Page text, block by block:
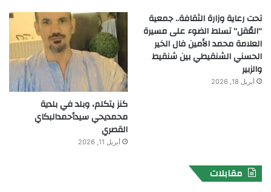
تحت رعاية وزارة الثقافة.. جمعية
“العُقل” تسلط الضوء على مسيرة
العلامة محمد الأمين فال الخير
الحسني الشنقيطي بين شنقيط
والزبير
أبريل 18, 2026
كنز يتكلم، وبلد في بلدية
محمديحي سيدأحمدالبكاي
القصري
أبريل 11, 2026
مقابلات